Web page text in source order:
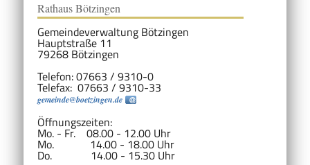
Rathaus Bötzingen
Gemeindeverwaltung Bötzingen
Hauptstraße 11
79268 Bötzingen
Telefon: 07663 / 9310-0
Telefax: 07663 / 9310-33
gemeinde@boetzingen.de
Öffnungszeiten:
Mo. - Fr. 08.00 - 12.00 Uhr
Mo. 14.00 - 18.00 Uhr
Do. 14.00 - 15.30 Uhr